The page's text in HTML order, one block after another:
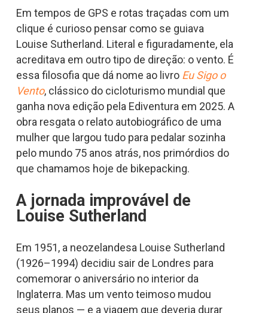
Em tempos de GPS e rotas traçadas com um
clique é curioso pensar como se guiava
Louise Sutherland. Literal e figuradamente, ela
acreditava em outro tipo de direção: o vento. É
essa filosofia que dá nome ao livro Eu Sigo o
Vento, clássico do cicloturismo mundial que
ganha nova edição pela Ediventura em 2025. A
obra resgata o relato autobiográfico de uma
mulher que largou tudo para pedalar sozinha
pelo mundo 75 anos atrás, nos primórdios do
que chamamos hoje de bikepacking.
A jornada improvável de
Louise Sutherland
Em 1951, a neozelandesa Louise Sutherland
(1926–1994) decidiu sair de Londres para
comemorar o aniversário no interior da
Inglaterra. Mas um vento teimoso mudou
seus planos — e a viagem que deveria durar